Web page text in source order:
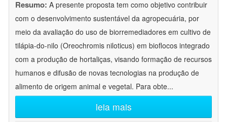
Resumo: A presente proposta tem como objetivo contribuir
com o desenvolvimento sustentável da agropecuária, por
meio da avaliação do uso de biorremediadores em cultivo de
tilápia-do-nilo (Oreochromis niloticus) em bioflocos integrado
com a produção de hortaliças, visando formação de recursos
humanos e difusão de novas tecnologias na produção de
alimento de origem animal e vegetal. Para obte...
leia mais